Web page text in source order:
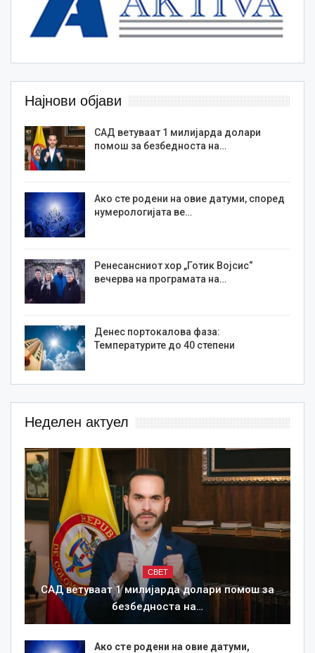
Најнови објави
САД ветуваат 1 милијарда долари
помош за безбедноста на…
Ако сте родени на овие датуми, според
нумерологијата ве…
Ренесансниот хор „Готик Војсис“
вечерва на програмата на…
Денес портокалова фаза:
Температурите до 40 степени
Неделен актуел
СВЕТ
САД ветуваат 1 милијарда долари помош за
безбедноста на…
Ако сте родени на овие датуми,